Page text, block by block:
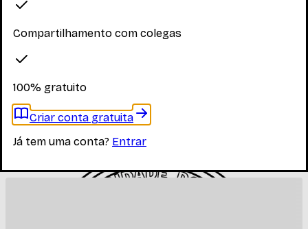
disciplina
Entrar
Materiais relacionados
Outros materiais que podem te interessar enquanto não
Compartilhamento com colegas
100% gratuito
Criar conta gratuita
Já tem uma conta? Entrar